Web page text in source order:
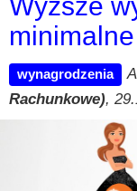
wynagrodzenia
Rachunkowe),